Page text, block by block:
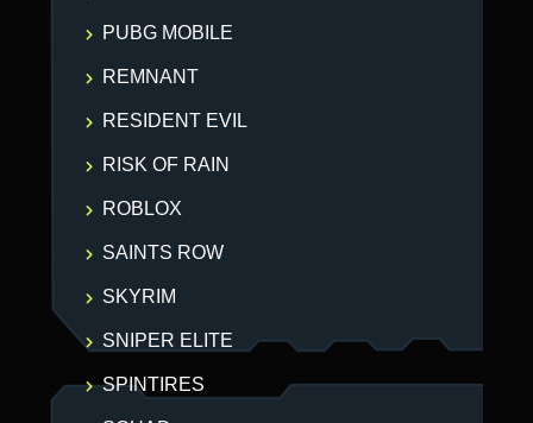
PUBG MOBILE
REMNANT
RESIDENT EVIL
RISK OF RAIN
ROBLOX
SAINTS ROW
SKYRIM
SNIPER ELITE
SPINTIRES